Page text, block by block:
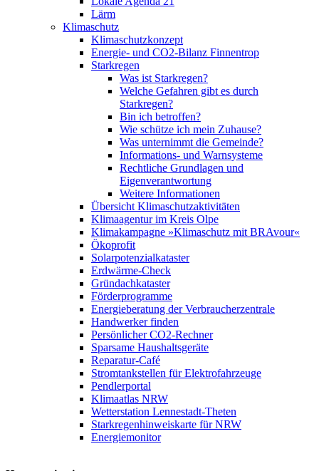
Lärm
Klimaschutz
Klimaschutzkonzept
Energie- und CO2-Bilanz Finnentrop
Starkregen
Was ist Starkregen?
Welche Gefahren gibt es durch
Starkregen?
Bin ich betroffen?
Wie schütze ich mein Zuhause?
Was unternimmt die Gemeinde?
Informations- und Warnsysteme
Rechtliche Grundlagen und
Eigenverantwortung
Weitere Informationen
Übersicht Klimaschutzaktivitäten
Klimaagentur im Kreis Olpe
Klimakampagne »Klimaschutz mit BRAvour«
Ökoprofit
Solarpotenzialkataster
Erdwärme-Check
Gründachkataster
Förderprogramme
Energieberatung der Verbraucherzentrale
Handwerker finden
Persönlicher CO2-Rechner
Sparsame Haushaltsgeräte
Reparatur-Café
Stromtankstellen für Elektrofahrzeuge
Pendlerportal
Klimaatlas NRW
Wetterstation Lennestadt-Theten
Starkregenhinweiskarte für NRW
Energiemonitor